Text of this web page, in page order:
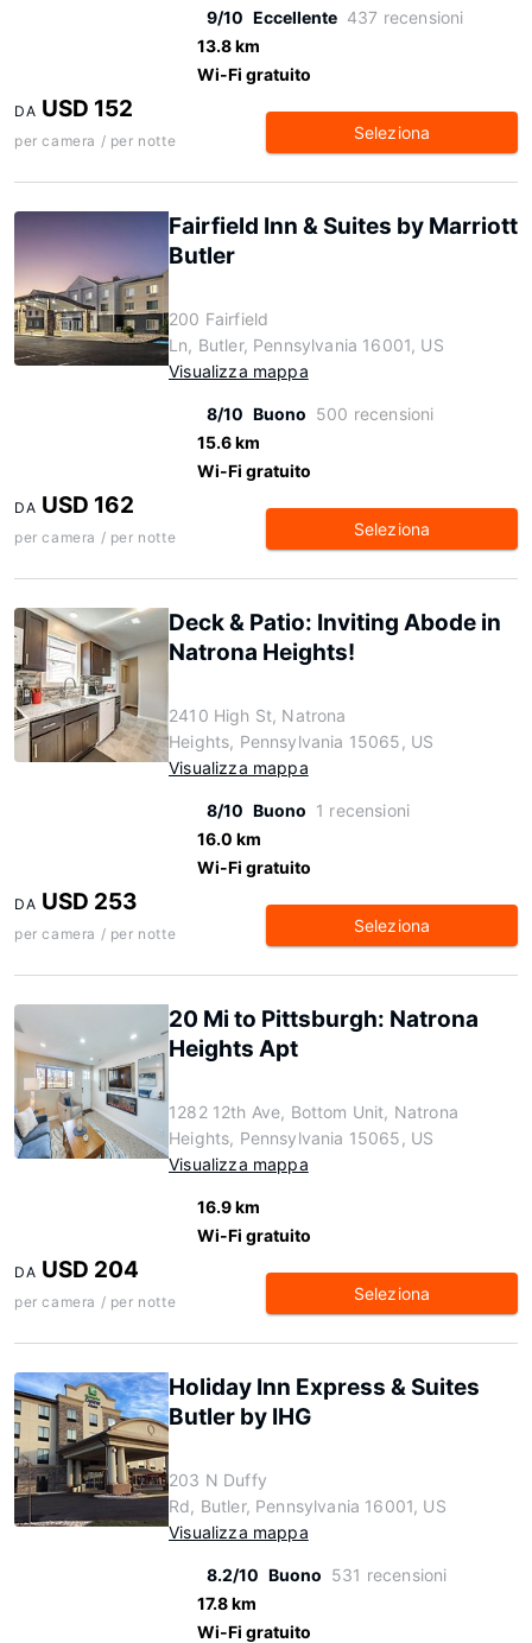
9/10 Eccellente 437 recensioni
13.8 km
Wi-Fi gratuito
DA USD 152
per camera / per notte Seleziona
Fairfield Inn & Suites by Marriott
Butler
200 Fairfield
Ln, Butler, Pennsylvania 16001, US
Visualizza mappa
8/10 Buono 500 recensioni
15.6 km
Wi-Fi gratuito
DA USD 162
per camera / per notte Seleziona
Deck & Patio: Inviting Abode in
Natrona Heights!
2410 High St, Natrona
Heights, Pennsylvania 15065, US
Visualizza mappa
8/10 Buono 1 recensioni
16.0 km
Wi-Fi gratuito
DA USD 253
per camera / per notte Seleziona
20 Mi to Pittsburgh: Natrona
Heights Apt
1282 12th Ave, Bottom Unit, Natrona
Heights, Pennsylvania 15065, US
Visualizza mappa
16.9 km
Wi-Fi gratuito
DA USD 204
per camera / per notte Seleziona
Holiday Inn Express & Suites
Butler by IHG
203 N Duffy
Rd, Butler, Pennsylvania 16001, US
Visualizza mappa
8.2/10 Buono 531 recensioni
17.8 km
Wi-Fi gratuito